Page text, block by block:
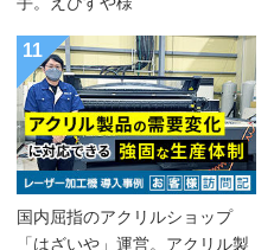
11
国内屈指のアクリルショップ
「はざいや」運営。アクリル製